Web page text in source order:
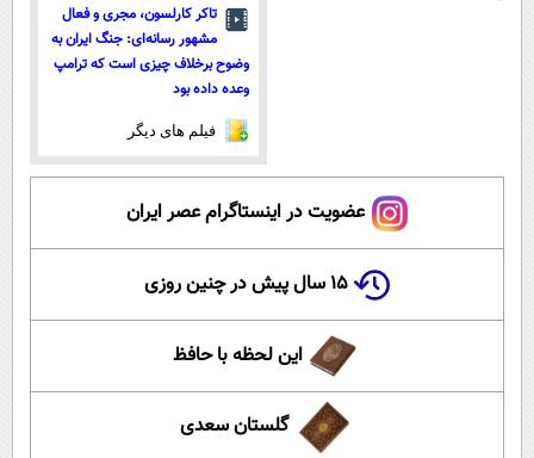
تاکر کارلسون، مجری و فعال
مشهور رسانه‌ای: جنگ ایران به
وضوح برخلاف چیزی است که ترامپ
وعده داده بود
فیلم های دیگر
عضویت در اینستاگرام عصر ایران
۱۵ سال پیش در چنین روزی
این لحظه با حافظ
گلستان سعدی